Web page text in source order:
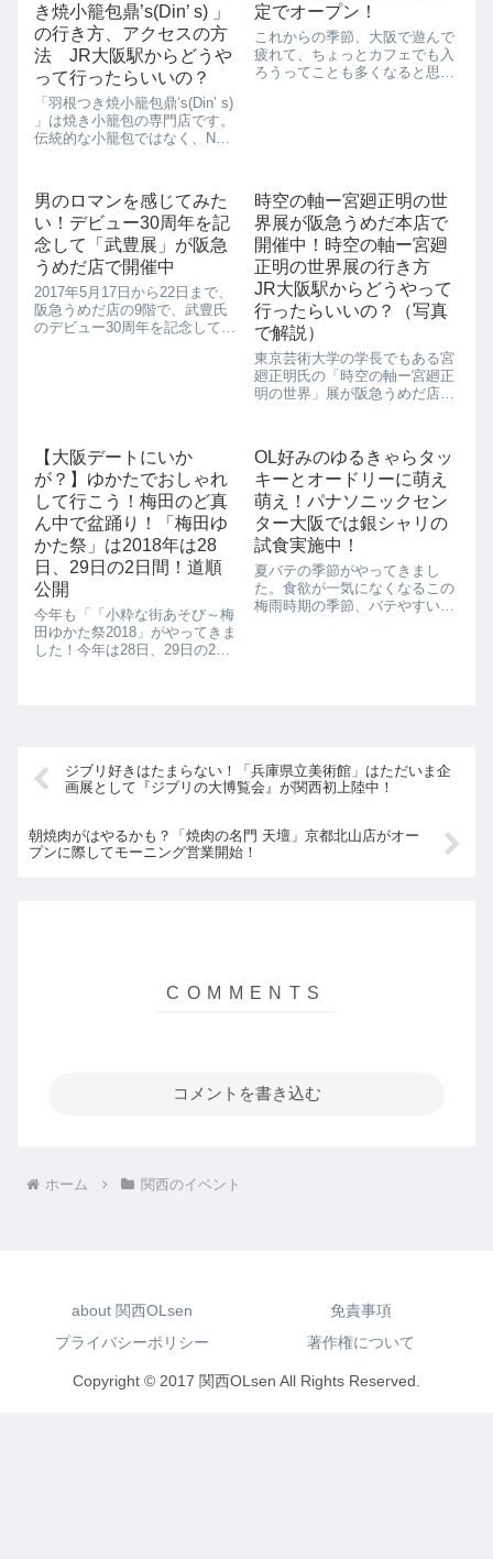
き焼小籠包鼎’s(Din’ s) 」
の行き方、アクセスの方
法 JR大阪駅からどうや
って行ったらいいの？
「羽根つき焼小籠包鼎’s(Din’ s)
」は焼き小籠包の専門店です。
伝統的な小籠包ではなく、NEO
人気です。もとはといえば、こ
ちらの「羽根つき焼小籠包
鼎’s(Din’ s) 」は台湾...
定でオープン！
これからの季節、大阪で遊んで
疲れて、ちょっとカフェでも入
ろうってことも多くなると思い
男のロマンを感じてみた
い！デビュー30周年を記
念して「武豊展」が阪急
うめだ店で開催中
2017年5月17日から22日まで、
阪急うめだ店の9階で、武豊氏
のデビュー30周年を記念して
時空の軸ー宮廻正明の世
界展が阪急うめだ本店で
開催中！時空の軸ー宮廻
正明の世界展の行き方
JR大阪駅からどうやって
行ったらいいの？（写真
で解説）
東京芸術大学の学長でもある宮
廻正明氏の「時空の軸ー宮廻正
明の世界」展が阪急うめだ店で
人も、「時空の軸ー宮廻正明の
世界」展はデパートの上にあ
り、おまけに無料なので、お買
い物ついでに目の保...
【大阪デートにいか
が？】ゆかたでおしゃれ
して行こう！梅田のど真
ん中で盆踊り！「梅田ゆ
かた祭」は2018年は28
日、29日の2日間！道順
公開
今年も「「小粋な街あそび～梅
田ゆかた祭2018」がやってきま
した！今年は28日、29日の2日
OL好みのゆるきゃらタッ
キーとオードリーに萌え
萌え！パナソニックセン
ター大阪では銀シャリの
試食実施中！
夏バテの季節がやってきまし
た。食欲が一気になくなるこの
梅雨時期の季節、バテやすいか
ジブリ好きはたまらない！「兵庫県立美術館」はただいま企
画展として『ジブリの大博覧会』が関西初上陸中！
朝焼肉がはやるかも？「焼肉の名門 天壇」京都北山店がオー
プンに際してモーニング営業開始！
コメントを書き込む
ホーム 関西のイベント
about 関西OLsen
免責事項
プライバシーポリシー
著作権について
Copyright © 2017 関西OLsen All Rights Reserved.